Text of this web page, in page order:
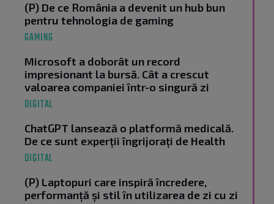
(P) De ce România a devenit un hub bun
pentru tehnologia de gaming
GAMING
Microsoft a doborât un record
impresionant la bursă. Cât a crescut
valoarea companiei într-o singură zi
DIGITAL
ChatGPT lansează o platformă medicală.
De ce sunt experții îngrijorați de Health
DIGITAL
(P) Laptopuri care inspiră încredere,
performanță și stil în utilizarea de zi cu zi